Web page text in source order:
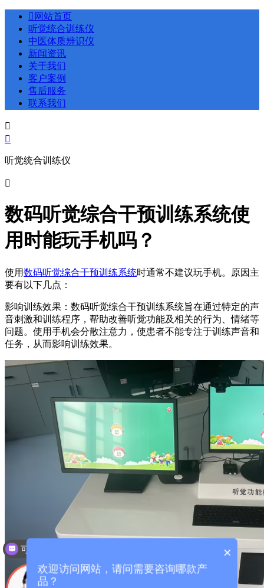
 网站首页
听觉统合训练仪
中医体质辨识仪
新闻资讯
关于我们
客户案例
售后服务
联系我们


听觉统合训练仪

数码听觉综合干预训练系统使
用时能玩手机吗？
使用数码听觉综合干预训练系统时通常不建议玩手机。原因主
要有以下几点：
影响训练效果：数码听觉综合干预训练系统旨在通过特定的声
音刺激和训练程序，帮助改善听觉功能及相关的行为、情绪等
问题。使用手机会分散注意力，使患者不能专注于训练声音和
任务，从而影响训练效果。
×
欢迎访问网站，请问需要咨询哪款产
品？